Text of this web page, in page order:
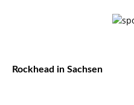
Rockhead in Sachsen